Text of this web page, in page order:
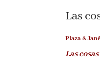
Las
Plaza &
Las